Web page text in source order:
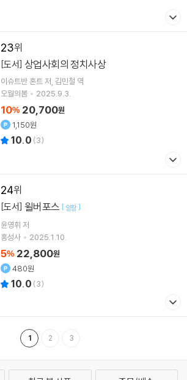
23
[도서] 상업사회의 정치사상
이슈트반 혼트 저 김민철 역
오월의봄
2025.9.3.
10% 20,700원
1,150원
10.0 (3)
24
[도서] 윌버포스 [ 양장]
윤영휘 저
홍성사
2025.1.10.
5% 22,800원
480원
10.0 (3)
1 2 3